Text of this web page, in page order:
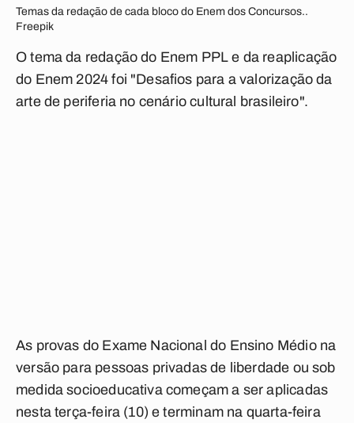
Temas da redação de cada bloco do Enem dos Concursos..
Freepik
O tema da redação do Enem PPL e da reaplicação
do Enem 2024 foi "Desafios para a valorização da
arte de periferia no cenário cultural brasileiro".
As provas do Exame Nacional do Ensino Médio na
versão para pessoas privadas de liberdade ou sob
medida socioeducativa começam a ser aplicadas
nesta terça-feira (10) e terminam na quarta-feira